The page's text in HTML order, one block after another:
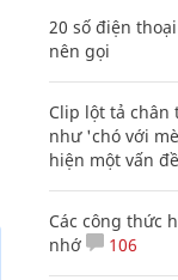
20 số điện
nên gọi
Clip lột tả chân
như 'chó với
hiện một vấn
Các công thức
nhớ
106